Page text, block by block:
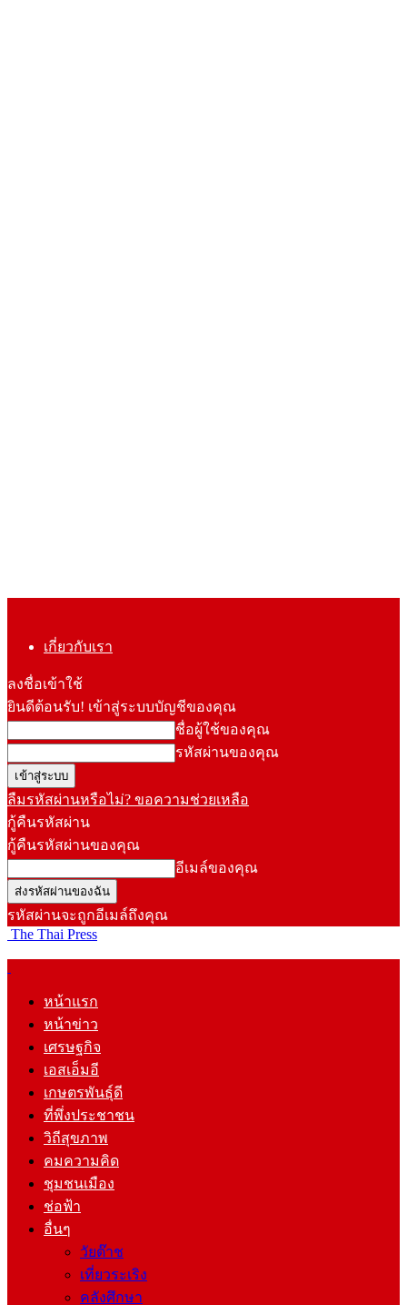
เกี่ยวกับเรา
ลงชื่อเข้าใช้
ยินดีต้อนรับ! เข้าสู่ระบบบัญชีของคุณ
ชื่อผู้ใช้ของคุณ
รหัสผ่านของคุณ
ลืมรหัสผ่านหรือไม่? ขอความช่วยเหลือ
กู้คืนรหัสผ่าน
กู้คืนรหัสผ่านของคุณ
อีเมล์ของคุณ
รหัสผ่านจะถูกอีเมล์ถึงคุณ
The Thai Press
หน้าแรก
หน้าข่าว
เศรษฐกิจ
เอสเอ็มอี
เกษตรพันธุ์ดี
ที่พึ่งประชาชน
วิถีสุขภาพ
คมความคิด
ชุมชนเมือง
ช่อฟ้า
อื่นๆ
วัยต๊าช
เที่ยวระเริง
คลังศึกษา